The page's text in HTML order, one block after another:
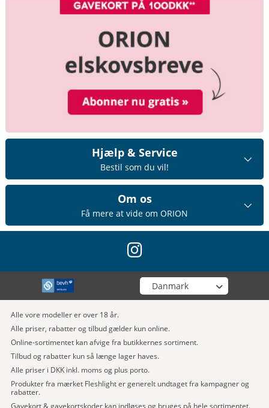
Hjælp & Service
Bestil som du vil!
Om os
Få mere at vide om ORION
instagram
Vælg din butik
Alle vore modeller er over 18 år.
Alle priser, rabatter og tilbud gælder kun online.
Online-sortimentet kan afvige fra butikkernes sortiment.
Tilbud og rabatter kun så længe lager haves.
Alle priser i DKK inkl. moms og plus porto.
Produkter fra mærket Fleshlight er generelt undtaget fra kampagner og
rabatter.
Gavekort & gavekortskoder kan indløses og bruges på hele sortimentet.